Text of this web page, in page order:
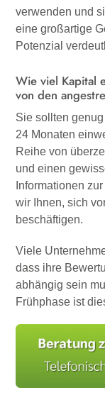
verwenden und
eine großartige
Potenzial
Wie viel Kapital
von den
Sie sollten
24 Monaten
Reihe von
und einen
Informationen
wir Ihnen, sich
beschäftigen.
Viele
dass ihre
abhängig sein
Frühphase ist